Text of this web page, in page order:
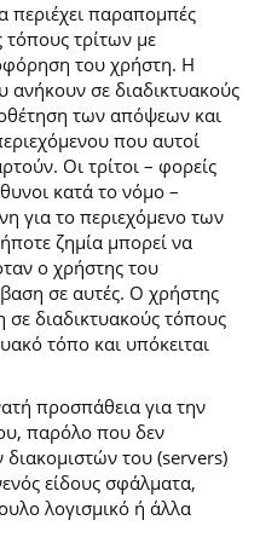
περιέχει παραπομπές
τόπους τρίτων με
του χρήστη. Η
σε διαδικτυακούς
των απόψεων και
που αυτοί
Οι τρίτοι – φορείς
κατά το νόμο –
για το περιεχόμενο των
ζημία μπορεί να
ο χρήστης του
σε αυτές. Ο χρήστης
σε διαδικτυακούς τόπους
τόπο και υπόκειται
προσπάθεια για την
παρόλο που δεν
διακομιστών του (servers)
είδους σφάλματα,
λογισμικό ή άλλα